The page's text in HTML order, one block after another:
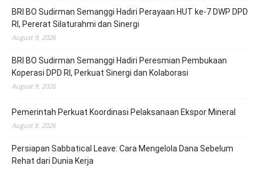
BRI BO Sudirman Semanggi Hadiri Perayaan HUT ke-7 DWP DPD
RI, Pererat Silaturahmi dan Sinergi
August 9, 2026
BRI BO Sudirman Semanggi Hadiri Peresmian Pembukaan
Koperasi DPD RI, Perkuat Sinergi dan Kolaborasi
August 9, 2026
Pemerintah Perkuat Koordinasi Pelaksanaan Ekspor Mineral
August 8, 2026
Persiapan Sabbatical Leave: Cara Mengelola Dana Sebelum
Rehat dari Dunia Kerja